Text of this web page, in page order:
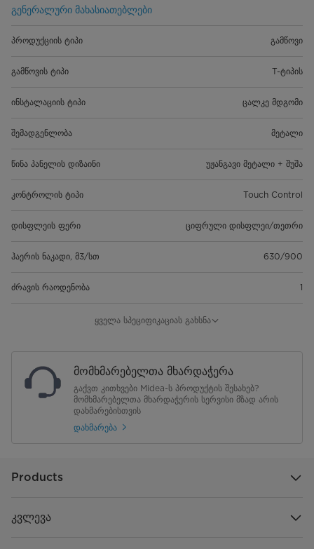
გენერალური მახასიათებლები
პროდუქციის ტიპი გამწოვი
გამწოვის ტიპი T-ტიპის
ინსტალაციის ტიპი ცალკე მდგომი
შემადგენლობა მეტალი
წინა პანელის დიზაინი უჟანგავი მეტალი + შუშა
კონტროლის ტიპი Touch Control
დისფლეის ფერი ციფრული დისფლეი/თეთრი
ჰაერის ნაკადი, მ3/სთ 630/900
ძრავის რაოდენობა 1
სიჩქარის რაოდენობა
ცხიმსაწინააღმდეგო ფილტრი 2 * ალუმინის ფილტრი
ექსტრაქციის რეჟიმი
მაქს. ხმაურის დონე , db 66
დიამეტრი მმ
ყველა სპეციფიკაციას გახსნა
მომხმარებელთა მხარდაჭერა
გაქვთ კითხვები Midea-ს პროდუქტის შესახებ?
მომხმარებელთა მხარდაჭერის სერვისი მზად არის
დახმარებისთვის
დახმარება
Products
კვლევა